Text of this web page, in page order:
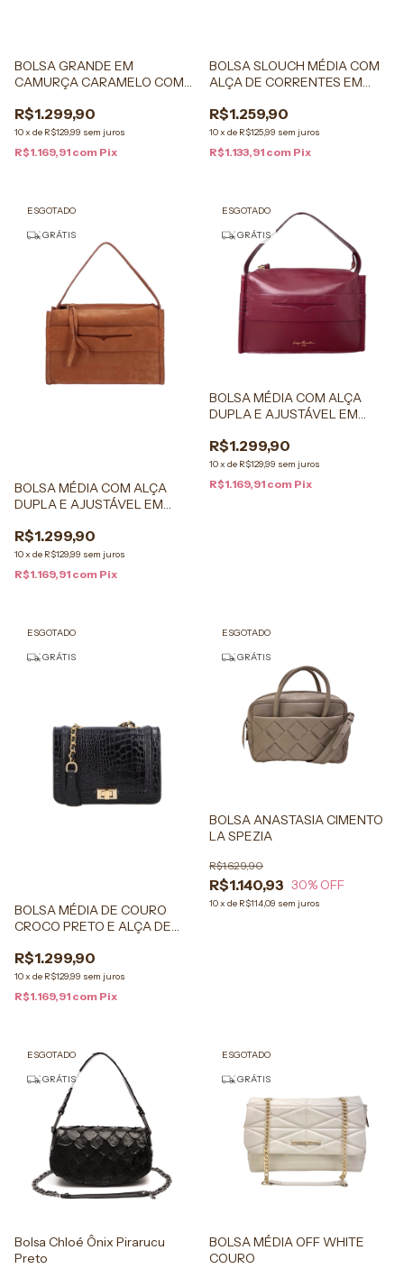
BOLSA GRANDE EM
CAMURÇA CARAMELO COM
R$1.299,90
10x de R$129,99 sem juros
R$1.169,91 com Pix
BOLSA SLOUCH MÉDIA COM
ALÇA DE CORRENTES EM
R$1.259,90
10x de R$125,99 sem juros
R$1.133,91 com Pix
ESGOTADO
GRÁTIS
BOLSA MÉDIA COM ALÇA
DUPLA E AJUSTÁVEL EM
R$1.299,90
10x de R$129,99 sem juros
R$1.169,91 com Pix
ESGOTADO
GRÁTIS
BOLSA MÉDIA COM ALÇA
DUPLA E AJUSTÁVEL EM
R$1.299,90
10x de R$129,99 sem juros
R$1.169,91 com Pix
ESGOTADO
GRÁTIS
BOLSA MÉDIA DE COURO
CROCO PRETO E ALÇA DE
R$1.299,90
10x de R$129,99 sem juros
R$1.169,91 com Pix
ESGOTADO
GRÁTIS
BOLSA ANASTASIA CIMENTO
LA SPEZIA
R$1.140,93
R$1.629,90
30% OFF
10x de R$114,09 sem juros
ESGOTADO
GRÁTIS
Bolsa Chloé Ônix Pirarucu
Preto
ESGOTADO
GRÁTIS
BOLSA MÉDIA OFF WHITE
COURO